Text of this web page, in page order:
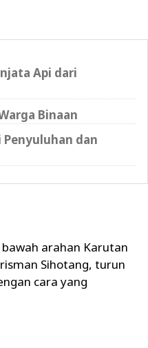
Api dari
Binaan
Penyuluhan dan
arahan Karutan
Sihotang, turun
cara yang